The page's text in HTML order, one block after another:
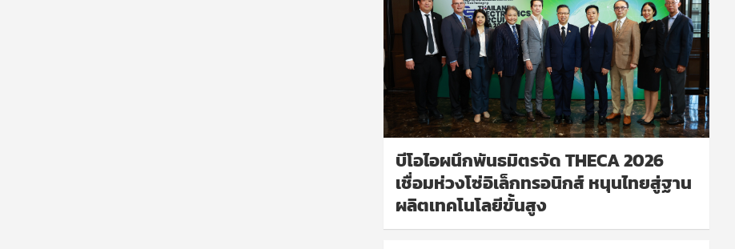
บีโอไอผนึกพันธมิตรจัด THECA 2026
เชื่อมห่วงโซ่อิเล็กทรอนิกส์ หนุนไทยสู่ฐาน
ผลิตเทคโนโลยีขั้นสูง